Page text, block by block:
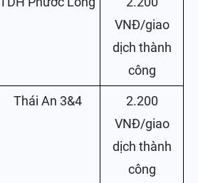
VNĐ/giao
dịch thành
công
Thái An 3&4
2.200
VNĐ/giao
dịch thành
công